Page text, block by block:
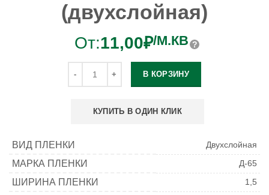
(двухслойная)
От:11,00₽/М.КВ
В КОРЗИНУ
КУПИТЬ В ОДИН КЛИК
ВИД ПЛЕНКИ Двухслойная
МАРКА ПЛЕНКИ Д-65
ШИРИНА ПЛЕНКИ 1,5